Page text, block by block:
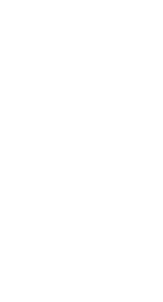
without
browser main
you